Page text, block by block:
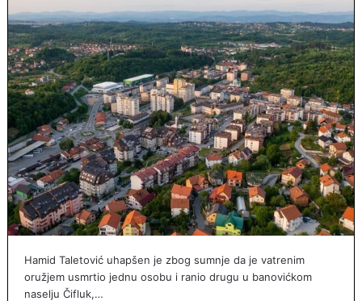
Hamid Taletović uhapšen je zbog sumnje da je vatrenim
oružjem usmrtio jednu osobu i ranio drugu u banovićkom
naselju Čifluk,…